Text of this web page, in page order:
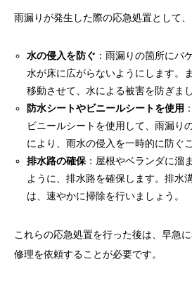
雨漏りが発生した際の応急処置として
水の侵入を防ぐ ：雨漏りの箇所にバ
水が床に広がらないようにします。
移動させて、水による被害を防ぎまし
防水シートやビニールシートを使用
ビニールシートを使用して、雨漏り
により、雨水の侵入を一時的に防ぐ
排水路の確保：屋根やベランダに溜
ように、排水路を確保します。排水
は、速やかに掃除を行いましょう。
これらの応急処置を行った後は、早急
修理を依頼することが必要です。